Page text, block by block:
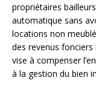
propriétaires
automatique sans
locations non
des revenus
vise à compenser
à la gestion du bien